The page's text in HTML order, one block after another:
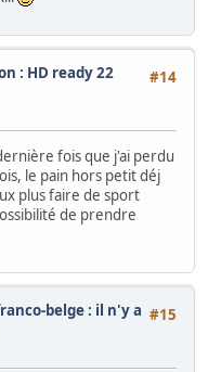
#14
: HD ready 22
fois que j'ai perdu
le pain hors petit déj
plus faire de sport
de prendre
#15
belge : il n'y a